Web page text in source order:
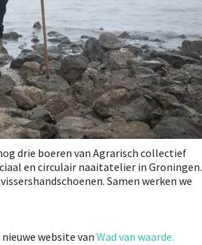
drie boeren van Agrarisch collectief
en circulair naaitatelier in Groningen.
Samen werken we
website van Wad van waarde.